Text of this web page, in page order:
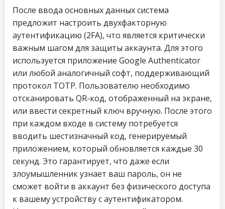
После ввода основных данных система
предложит настроить двухфакторную
аутентификацию (2FA), что является критически
важным шагом для защиты аккаунта. Для этого
используется приложение Google Authenticator
или любой аналогичный софт, поддерживающий
протокол TOTP. Пользователю необходимо
отсканировать QR-код, отображенный на экране,
или ввести секретный ключ вручную. После этого
при каждом входе в систему потребуется
вводить шестизначный код, генерируемый
приложением, который обновляется каждые 30
секунд. Это гарантирует, что даже если
злоумышленник узнает ваш пароль, он не
сможет войти в аккаунт без физического доступа
к вашему устройству с аутентификатором.